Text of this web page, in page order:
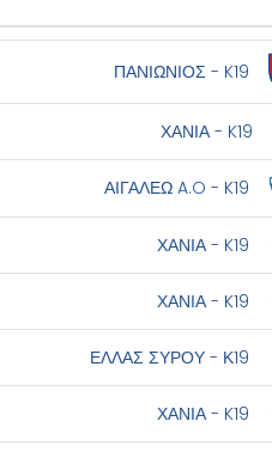
ΠΑΝΙΩΝΙΟΣ - K19
ΧΑΝΙΑ - K19
ΑΙΓΑΛΕΩ A.O - K19
ΧΑΝΙΑ - K19
ΧΑΝΙΑ - K19
ΕΛΛΑΣ ΣΥΡΟΥ - Κ19
ΧΑΝΙΑ - K19